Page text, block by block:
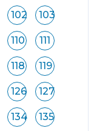
102 103
110 111
118 119
126 127
134 135